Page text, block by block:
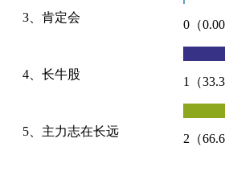
3、肯定会
0（
4、长牛股
1（
5、主力志在长远
2（